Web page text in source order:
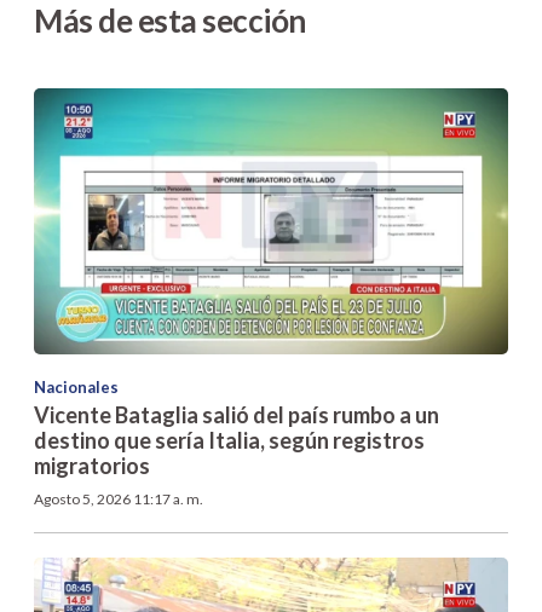
Más de esta sección
Nacionales
Vicente Bataglia salió del país rumbo a un
destino que sería Italia, según registros
migratorios
Agosto 5, 2026 11:17 a. m.